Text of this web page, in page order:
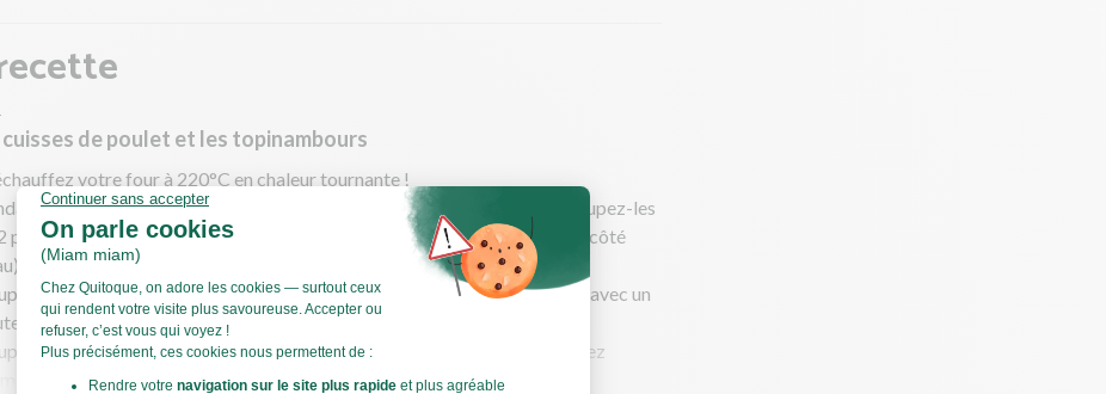
cuisses de poulet et les topinambours
votre four à 220°C en chaleur tournante !
ce temps, lavez et séchez les topinambours (conservez la peau). Coupez-les
puis réalisez des entailles dans les topinambours à intervalles réguliers (côté
sans aller jusqu'au bout.
la patate douce en 2 dans le sens de la longueur et quadrillez la chair avec un
sans découper la peau.
la tête d'ail en deux et déposez-la dans du papier aluminium. Refermez
Voir toute la recette